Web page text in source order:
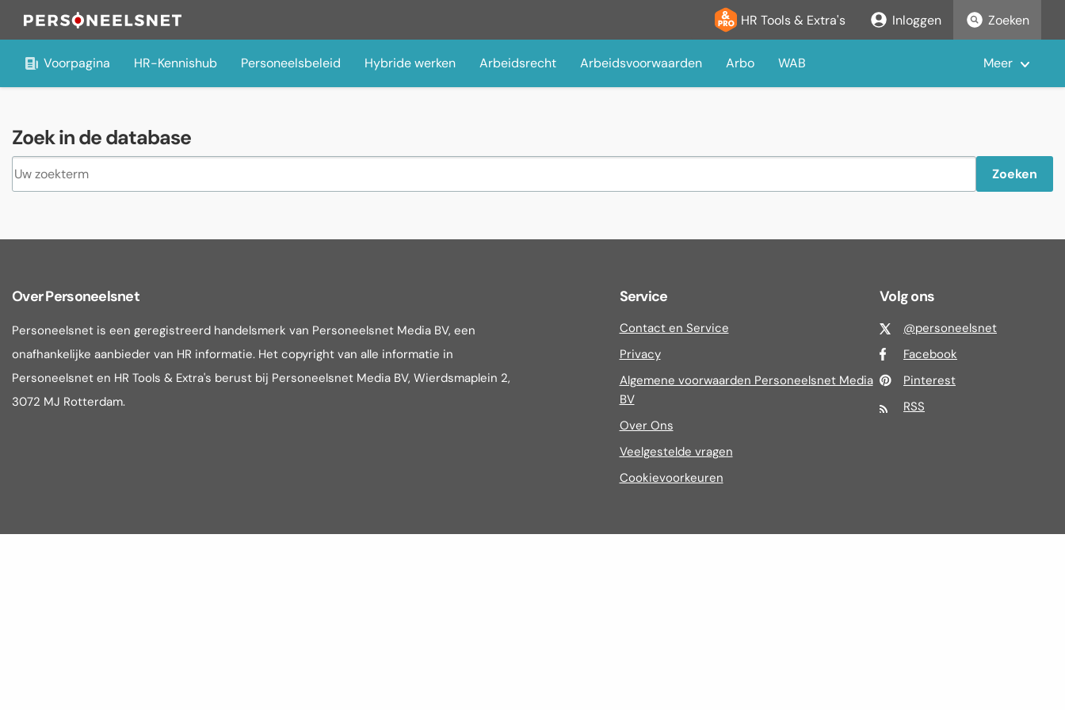
HR Tools & Extra's Inloggen Zoeken
Voorpagina HR-Kennishub Personeelsbeleid Hybride werken Arbeidsrecht Arbeidsvoorwaarden Arbo WAB Meer
Zoek in de database
Zoeken
Over Personeelsnet
Personeelsnet is een geregistreerd handelsmerk van Personeelsnet Media BV, een
onafhankelijke aanbieder van HR informatie. Het copyright van alle informatie in
Personeelsnet en HR Tools & Extra's berust bij Personeelsnet Media BV, Wierdsmaplein 2,
3072 MJ Rotterdam.
Service
Contact en Service
Privacy
Algemene voorwaarden Personeelsnet Media
BV
Over Ons
Veelgestelde vragen
Cookievoorkeuren
Volg ons
@personeelsnet
Facebook
Pinterest
RSS